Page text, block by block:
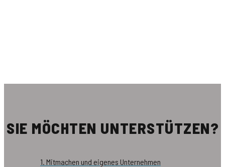
SIE MÖCHTEN UNTERSTÜTZEN?
1. Mitmachen und eigenes Unternehmen